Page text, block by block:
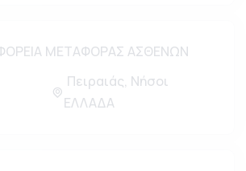
ΜΕΤΑΦΟΡΑΣ ΑΣΘΕΝΩΝ
Πειραιάς, Νήσοι
ΕΛΛΑΔΑ